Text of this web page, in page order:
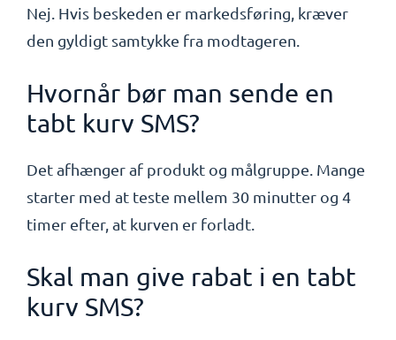
Nej. Hvis beskeden er markedsføring, kræver
den gyldigt samtykke fra modtageren.
Hvornår bør man sende en
tabt kurv SMS?
Det afhænger af produkt og målgruppe. Mange
starter med at teste mellem 30 minutter og 4
timer efter, at kurven er forladt.
Skal man give rabat i en tabt
kurv SMS?